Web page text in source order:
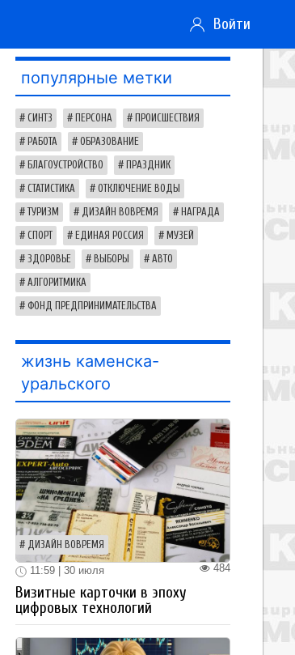
Войти
популярные метки
СИНТЗ ПЕРСОНА ПРОИСШЕСТВИЯ
РАБОТА ОБРАЗОВАНИЕ
БЛАГОУСТРОЙСТВО ПРАЗДНИК
СТАТИСТИКА ОТКЛЮЧЕНИЕ ВОДЫ
ТУРИЗМ ДИЗАЙН ВОВРЕМЯ НАГРАДА
СПОРТ ЕДИНАЯ РОССИЯ МУЗЕЙ
ЗДОРОВЬЕ ВЫБОРЫ АВТО
АЛГОРИТМИКА
ФОНД ПРЕДПРИНИМАТЕЛЬСТВА
жизнь каменска-
уральского
ДИЗАЙН ВОВРЕМЯ
484
11:59 | 30 июля
Визитные карточки в эпоху
цифровых технологий